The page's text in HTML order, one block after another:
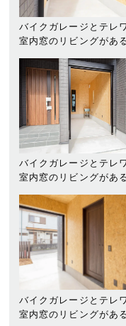
バイクガレージとテレ
室内窓のリビングがあ
バイクガレージとテレ
室内窓のリビングがあ
バイクガレージとテレ
室内窓のリビングがあ